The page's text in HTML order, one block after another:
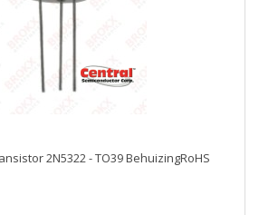
2N5322 - TO39 BehuizingRoHS